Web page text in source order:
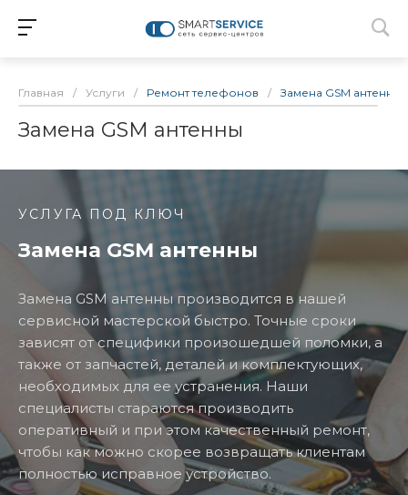
Главная / Услуги / Ремонт телефонов / Замена GSM антенны
Замена GSM антенны
УСЛУГА ПОД КЛЮЧ
Замена GSM антенны
Замена GSM антенны производится в нашей
сервисной мастерской быстро. Точные сроки
зависят от специфики произошедшей поломки, а
также от запчастей, деталей и комплектующих,
необходимых для ее устранения. Наши
специалисты стараются производить
оперативный и при этом качественный ремонт,
чтобы как можно скорее возвращать клиентам
полностью исправное устройство.